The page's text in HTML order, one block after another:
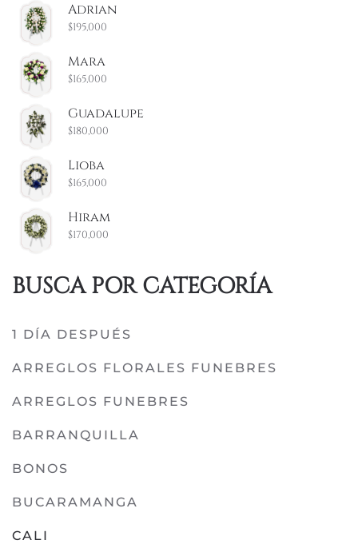
Adrian
$195,000
Mara
$165,000
Guadalupe
$180,000
Lioba
$165,000
Hiram
$170,000
BUSCA POR CATEGORÍA
1 DÍA DESPUÉS
ARREGLOS FLORALES FUNEBRES
ARREGLOS FUNEBRES
BARRANQUILLA
BONOS
BUCARAMANGA
CALI